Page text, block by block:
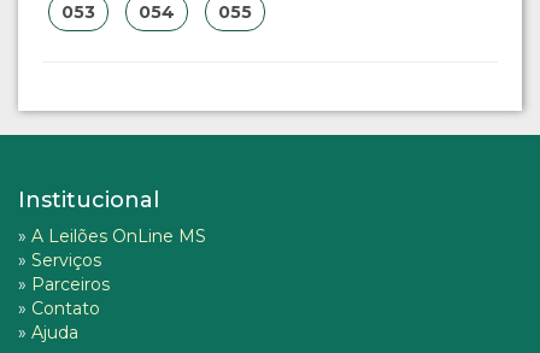
053 054 055
Institucional
» A Leilões OnLine MS
» Serviços
» Parceiros
» Contato
» Ajuda